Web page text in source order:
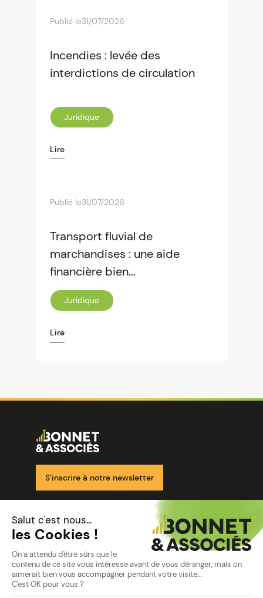
Publié le31/07/2026
Incendies : levée des
interdictions de circulation
Juridique
Lire
Publié le31/07/2026
Transport fluvial de
marchandises : une aide
financière bien...
Juridique
Lire
Image
S’inscrire à notre newsletter
Nos solutions
Nos cabinets
Mon espace client